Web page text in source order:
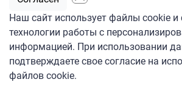
Подпишитесь
на ежедневную рассылку
«Кабельщика»
Наш сайт использует файлы cookie и
технологии работы с
информацией. При использовании
подтверждаете свое согласие на
файлов cookie.